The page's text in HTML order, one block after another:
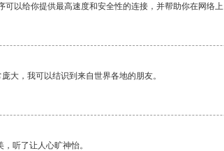
可以给你提供最高速度和安全性的连接，并帮助你在网络上
大，我可以结识到来自世界各地的朋友。
听了让人心旷神怡。